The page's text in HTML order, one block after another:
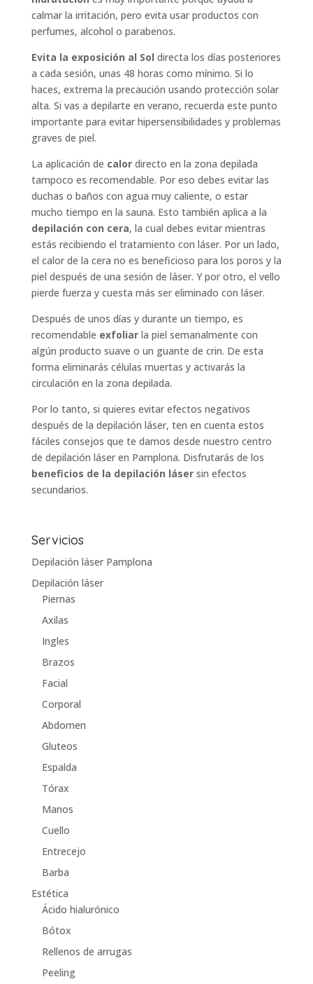
calmar la irritación, pero evita usar productos con
perfumes, alcohol o parabenos.
Evita la exposición al Sol directa los días posteriores
a cada sesión, unas 48 horas como mínimo. Si lo
haces, extrema la precaución usando protección solar
alta. Si vas a depilarte en verano, recuerda este punto
importante para evitar hipersensibilidades y problemas
graves de piel.
La aplicación de calordirecto en la zona depilada
tampoco es recomendable. Por eso debes evitar las
duchas o baños con agua muy caliente, o estar
mucho tiempo en la sauna. Esto también aplica a la
depilación con cera, la cual debes evitar mientras
estás recibiendo el tratamiento con láser. Por un lado,
el calor de la cera no es beneficioso para los poros y la
piel después de una sesión de láser. Y por otro, el vello
pierde fuerza y cuesta más ser eliminado con láser.
Después de unos días y durante un tiempo, es
recomendable exfoliarla piel semanalmente con
algún producto suave o un guante de crin. De esta
forma eliminarás células muertas y activarás la
circulación en la zona depilada.
Por lo tanto, si quieres evitar efectos negativos
después de la depilación láser, ten en cuenta estos
fáciles consejos que te damos desde nuestro centro
de depilación láser en Pamplona. Disfrutarás de los
beneficios de la depilación lásersin efectos
secundarios.
Servicios
Depilación láser Pamplona
Depilación láser
Piernas
Axilas
Ingles
Brazos
Facial
Corporal
Abdomen
Gluteos
Espalda
Tórax
Manos
Cuello
Entrecejo
Barba
Estética
Ácido hialurónico
Bótox
Rellenos de arrugas
Peeling